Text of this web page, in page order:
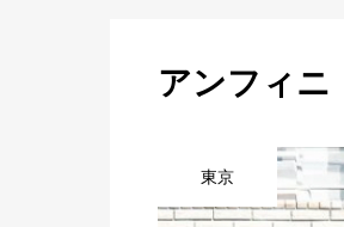
アンフィニ
東京